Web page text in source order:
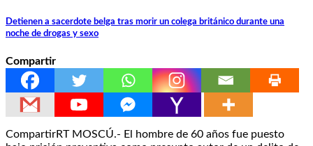
Detienen a sacerdote belga tras morir un colega británico durante una
noche de drogas y sexo
Compartir
CompartirRT MOSCÚ.- El hombre de 60 años fue puesto